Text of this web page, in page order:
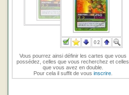
Vous pourrez ainsi définir les cartes que vous
possédez, celles que vous recherchez et celles
que vous avez en double.
Pour cela il suffit de vous inscrire.